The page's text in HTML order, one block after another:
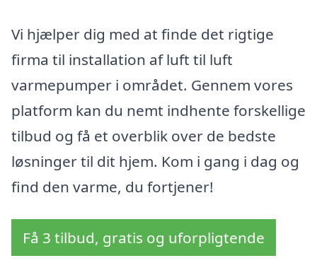
Vi hjælper dig med at finde det rigtige
firma til installation af luft til luft
varmepumper i området. Gennem vores
platform kan du nemt indhente forskellige
tilbud og få et overblik over de bedste
løsninger til dit hjem. Kom i gang i dag og
find den varme, du fortjener!
Få 3 tilbud, gratis og uforpligtende